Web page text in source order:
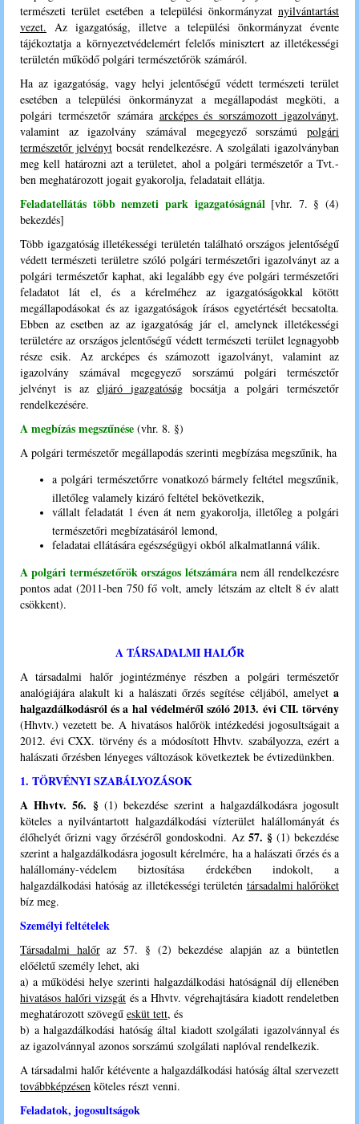
természeti terület esetében a települési önkormányzat nyilvántartást
vezet. Az igazgatóság, illetve a települési önkormányzat évente
tájékoztatja a környezetvédelemért felelős minisztert az illetékességi
területén működő polgári természetőrök számáról.
Ha az igazgatóság, vagy helyi jelentőségű védett természeti terület
esetében a települési önkormányzat a megállapodást megköti, a
polgári természetőr számára arcképes és sorszámozott igazolványt,
valamint az igazolvány számával megegyező sorszámú polgári
természetőr jelvénytbocsát rendelkezésre. A szolgálati igazolványban
meg kell határozni azt a területet, ahol a polgári természetőr a Tvt.-
ben meghatározott jogait gyakorolja, feladatait ellátja.
Feladatellátás több nemzeti park igazgatóságnál [vhr. 7. § (4)
bekezdés]
Több igazgatóság illetékességi területén található országos jelentőségű
védett természeti területre szóló polgári természetőri igazolványt az a
polgári természetőr kaphat, aki legalább egy éve polgári természetőri
feladatot lát el, és a kérelméhez az igazgatóságokkal kötött
megállapodásokat és az igazgatóságok írásos egyetértését becsatolta.
Ebben az esetben az az igazgatóság jár el, amelynek illetékességi
területére az országos jelentőségű védett természeti terület legnagyobb
része esik. Az arcképes és számozott igazolványt, valamint az
igazolvány számával megegyező sorszámú polgári természetőr
jelvényt is az eljáró igazgatóságbocsátja a polgári természetőr
rendelkezésére.
A megbízás megszűnése (vhr. 8. §)
A polgári természetőr megállapodás szerinti megbízása megszűnik, ha
a polgári természetőrre vonatkozó bármely feltétel megszűnik,
illetőleg valamely kizáró feltétel bekövetkezik,
vállalt feladatát 1 éven át nem gyakorolja, illetőleg a polgári
természetőri megbízatásáról lemond,
feladatai ellátására egészségügyi okból alkalmatlanná válik.
A polgári természetőrök országos létszámára nem áll rendelkezésre
pontos adat (2011-ben 750 fő volt, amely létszám az eltelt 8 év alatt
csökkent).
A TÁRSADALMI HALŐR
A társadalmi halőr jogintézménye részben a polgári természetőr
analógiájára alakult ki a halászati őrzés segítése céljából, amelyet a
halgazdálkodásról és a hal védelméről szóló 2013. évi CII. törvény
(Hhvtv.) vezetett be. A hivatásos halőrök intézkedési jogosultságait a
2012. évi CXX. törvény és a módosított Hhvtv. szabályozza, ezért a
halászati őrzésben lényeges változások következtek be évtizedünkben.
1. TÖRVÉNYI SZABÁLYOZÁSOK
A Hhvtv. 56. § (1) bekezdése szerint a halgazdálkodásra jogosult
köteles a nyilvántartott halgazdálkodási vízterület halállományát és
élőhelyét őrizni vagy őrzéséről gondoskodni. Az57. § (1) bekezdése
szerint a halgazdálkodásra jogosult kérelmére, ha a halászati őrzés és a
halállomány-védelem biztosítása érdekében indokolt, a
halgazdálkodási hatóság az illetékességi területén társadalmi halőröket
bíz meg.
Személyi feltételek
Társadalmi halőraz 57. § (2) bekezdése alapján az a büntetlen
előéletű személy lehet, aki
a) a működési helye szerinti halgazdálkodási hatóságnál díj ellenében
hivatásos halőri vizsgát és a Hhvtv. végrehajtására kiadott rendeletben
meghatározott szövegű esküt tett, és
b) a halgazdálkodási hatóság által kiadott szolgálati igazolvánnyal és
az igazolvánnyal azonos sorszámú szolgálati naplóval rendelkezik.
A társadalmi halőr kétévente a halgazdálkodási hatóság által szervezett
továbbképzésen köteles részt venni.
Feladatok, jogosultságok